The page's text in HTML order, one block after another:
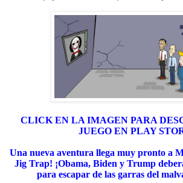
CLICK EN LA IMAGEN PARA
JUEGO EN PLAY
Una nueva aventura llega muy pronto a
Jig Trap! ¡Obama, Biden y Trump
para escapar de las garras del